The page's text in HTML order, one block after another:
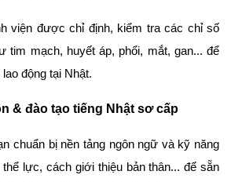
viện được chỉ định, kiểm tra các chỉ số
tim mạch, huyết áp, phổi, mắt, gan... để
động tại Nhật.
& đào tạo tiếng Nhật sơ cấp
chuẩn bị nền tảng ngôn ngữ và kỹ năng
lực, cách giới thiệu bản thân... để sẵn